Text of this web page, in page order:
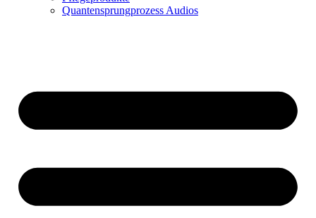
Quantensprungprozess Audios